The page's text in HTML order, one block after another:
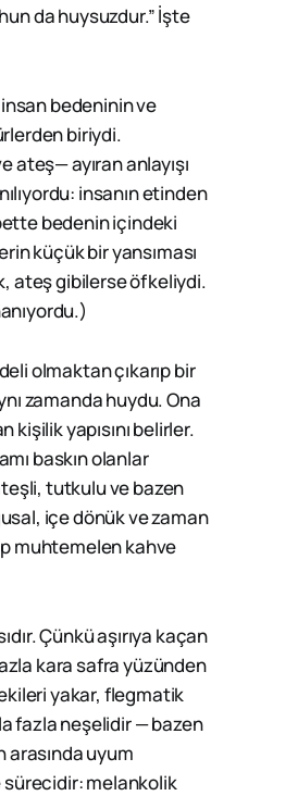
da huysuzdur.” İşte
insan bedeninin ve
biriydi.
ayıran anlayışı
insanın etinden
bedenin içindeki
küçük bir yansıması
ateş gibilerse öfkeliydi.
olmaktan çıkarıp bir
zamanda huydu. Ona
kişilik yapısını belirler.
baskın olanlar
tutkulu ve bazen
içe dönük ve zaman
muhtemelen kahve
Çünkü aşırıya kaçan
kara safra yüzünden
yakar, flegmatik
fazla neşelidir — bazen
arasında uyum
sürecidir: melankolik